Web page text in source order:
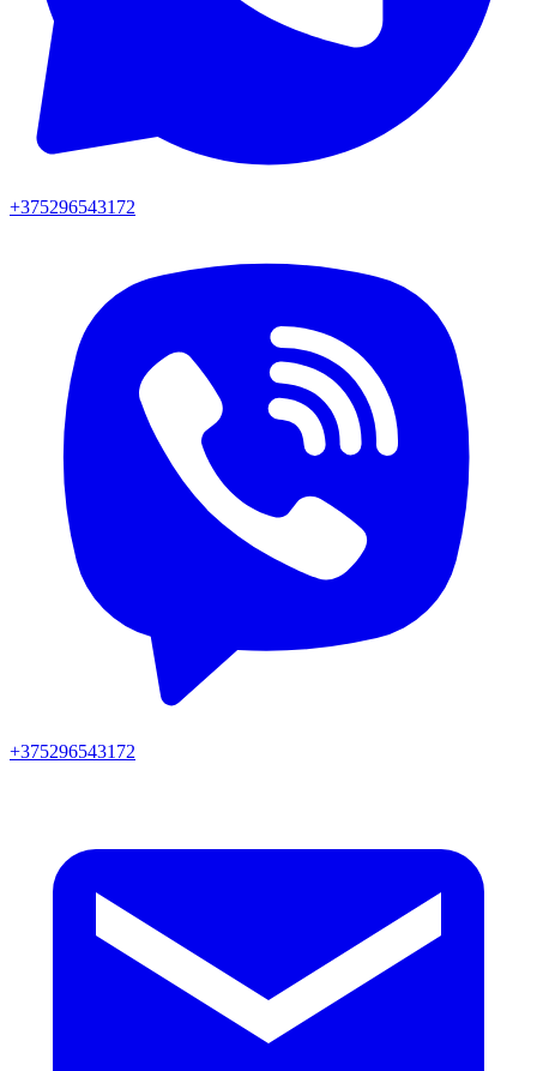
+375296543172
+375296543172